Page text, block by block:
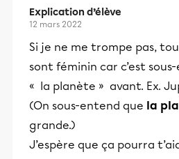
Explication d’élève
12 mars 2022
Si je ne me trompe pas,
sont féminin car c’est
« la planète » avant. Ex.
(On sous-entend que la
grande.)
J’espère que ça pourra